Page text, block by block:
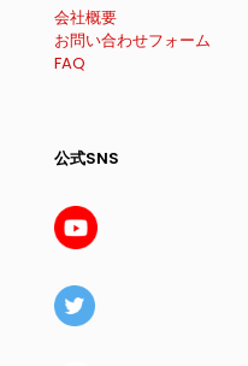
会社概要
お問い合わせフォーム
FAQ
公式SNS